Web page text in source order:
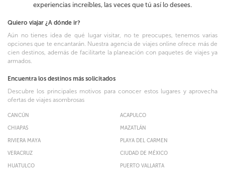
experiencias increíbles, las veces que tú así lo desees.
Quiero viajar ¿A dónde ir?
Aún no tienes idea de qué lugar visitar, no te preocupes, tenemos varias
opciones que te encantarán. Nuestra agencia de viajes online ofrece más de
cien destinos, además de facilitarte la planeación con paquetes de viajes ya
armados.
Encuentra los destinos más solicitados
Descubre los principales motivos para conocer estos lugares y aprovecha
ofertas de viajes asombrosas
CANCÚN
CHIAPAS
RIVIERA MAYA
ACAPULCO
MAZATLÁN
PLAYA DEL CARMEN
VERACRUZ
HUATULCO
CIUDAD DE MÉXICO
PUERTO VALLARTA